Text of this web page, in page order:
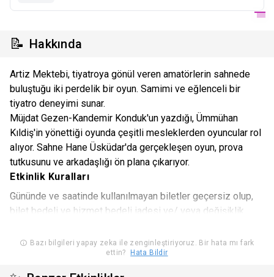
📝 Hakkında
Artiz Mektebi, tiyatroya gönül veren amatörlerin sahnede
buluştuğu iki perdelik bir oyun. Samimi ve eğlenceli bir
tiyatro deneyimi sunar.
Müjdat Gezen-Kandemir Konduk'un yazdığı, Ümmühan
Kıldiş'in yönettiği oyunda çeşitli mesleklerden oyuncular rol
alıyor. Sahne Hane Üsküdar'da gerçekleşen oyun, prova
tutkusunu ve arkadaşlığı ön plana çıkarıyor.
Etkinlik Kuralları
Gününde ve saatinde kullanılmayan biletler geçersiz olup,
bilet bedeli ve hizmet bedeli iadesi ve/ veya değişiklik
biletlerin iadesi için Biletinial’dan talepte bulunulamaz.
Biletiniz mücbir sebep ya da etkinliğin iptali haricinde
Bazı bilgileri yapay zeka ile zenginleştiriyoruz. Bir hata mı fark
ettin?
Hata Bildir